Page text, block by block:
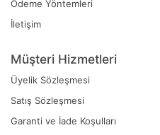
Ödeme Yöntemleri
İletişim
Müşteri Hizmetleri
Üyelik Sözleşmesi
Satış Sözleşmesi
Garanti ve İade Koşulları